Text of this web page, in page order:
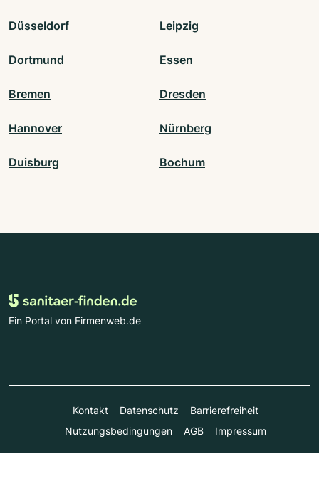
Düsseldorf Leipzig
Dortmund Essen
Bremen Dresden
Hannover Nürnberg
Duisburg Bochum
Ein Portal von Firmenweb.de
Kontakt Datenschutz
Barrierefreiheit
Nutzungsbedingungen
AGB Impressum